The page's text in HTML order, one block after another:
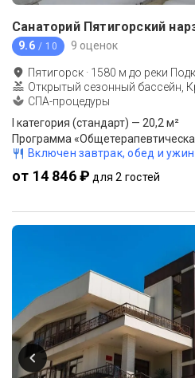
Санаторий Пятигорский
9.6 / 10 9 оценок
Пятигорск · 1580 м до реки
Открытый сезонный бассейн,
СПА-процедуры
I категория (стандарт) — 20,2 м²
Программа
Включен завтрак, обед и ужин
от 14 846 ₽ для 2 гостей